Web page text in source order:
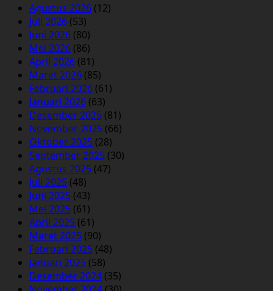
Agustus 2026 (12)
Juli 2026 (53)
Juni 2026 (80)
Mei 2026 (86)
April 2026 (81)
Maret 2026 (85)
Februari 2026 (61)
Januari 2026 (63)
Desember 2025 (81)
November 2025 (66)
Oktober 2025 (28)
September 2025 (30)
Agustus 2025 (47)
Juli 2025 (48)
Juni 2025 (43)
Mei 2025 (61)
April 2025 (61)
Maret 2025 (90)
Februari 2025 (48)
Januari 2025 (58)
Desember 2024 (35)